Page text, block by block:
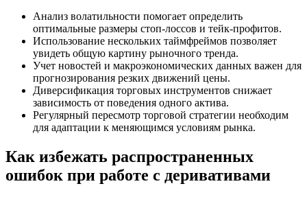
Анализ волатильности помогает определить
оптимальные размеры стоп-лоссов и тейк-профитов.
Использование нескольких таймфреймов позволяет
увидеть общую картину рыночного тренда.
Учет новостей и макроэкономических данных важен для
прогнозирования резких движений цены.
Диверсификация торговых инструментов снижает
зависимость от поведения одного актива.
Регулярный пересмотр торговой стратегии необходим
для адаптации к меняющимся условиям рынка.
Как избежать распространенных
ошибок при работе с деривативами